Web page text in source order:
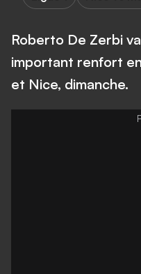
Roberto De Zerbi
important renfort
et Nice, dimanche.